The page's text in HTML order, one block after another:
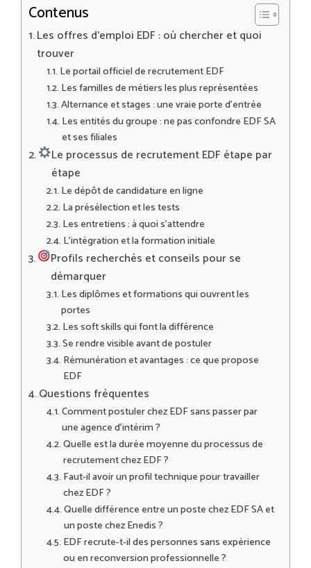
Contenus
Les offres d’emploi EDF : où chercher et quoi
trouver
Le portail officiel de recrutement EDF
Les familles de métiers les plus représentées
Alternance et stages : une vraie porte d’entrée
Les entités du groupe : ne pas confondre EDF SA
et ses filiales
Le processus de recrutement EDF étape par
étape
Le dépôt de candidature en ligne
La présélection et les tests
Les entretiens : à quoi s’attendre
L’intégration et la formation initiale
Profils recherchés et conseils pour se
démarquer
Les diplômes et formations qui ouvrent les
portes
Les soft skills qui font la différence
Se rendre visible avant de postuler
Rémunération et avantages : ce que propose
EDF
Questions fréquentes
Comment postuler chez EDF sans passer par
une agence d’intérim ?
Quelle est la durée moyenne du processus de
recrutement chez EDF ?
Faut-il avoir un profil technique pour travailler
chez EDF ?
Quelle différence entre un poste chez EDF SA et
un poste chez Enedis ?
EDF recrute-t-il des personnes sans expérience
ou en reconversion professionnelle ?